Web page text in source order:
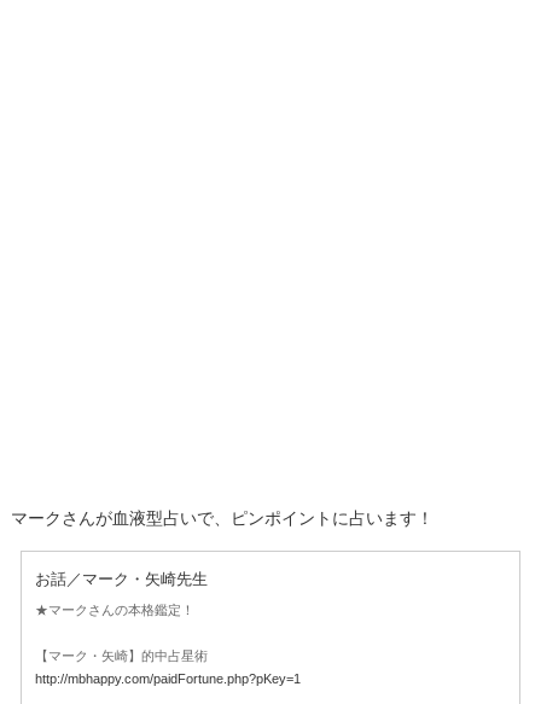
マークさんが血液型占いで、ピンポイントに占います！
お話／マーク・矢崎先生
★マークさんの本格鑑定！
【マーク・矢崎】的中占星術
http://mbhappy.com/paidFortune.php?pKey=1